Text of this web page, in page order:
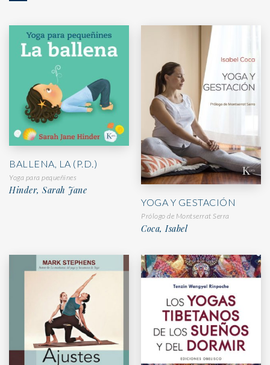
BALLENA, LA (P.D.)
Yoga para pequeñines
Hinder, Sarah Jane
YOGA Y GESTACIÓN
Prólogo de Montserrat Serra
Coca, Isabel